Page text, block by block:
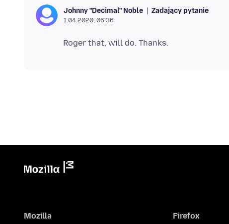
Johnny "Decimal" Noble Zadający pytanie
1.04.2020, 06:36
Mozilla Firefox